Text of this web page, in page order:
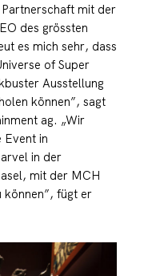
mit der
des grössten
es mich sehr, dass
of Super
Ausstellung
können”, sagt
ag. „Wir
Event in
in der
mit der MCH
können”, fügt er